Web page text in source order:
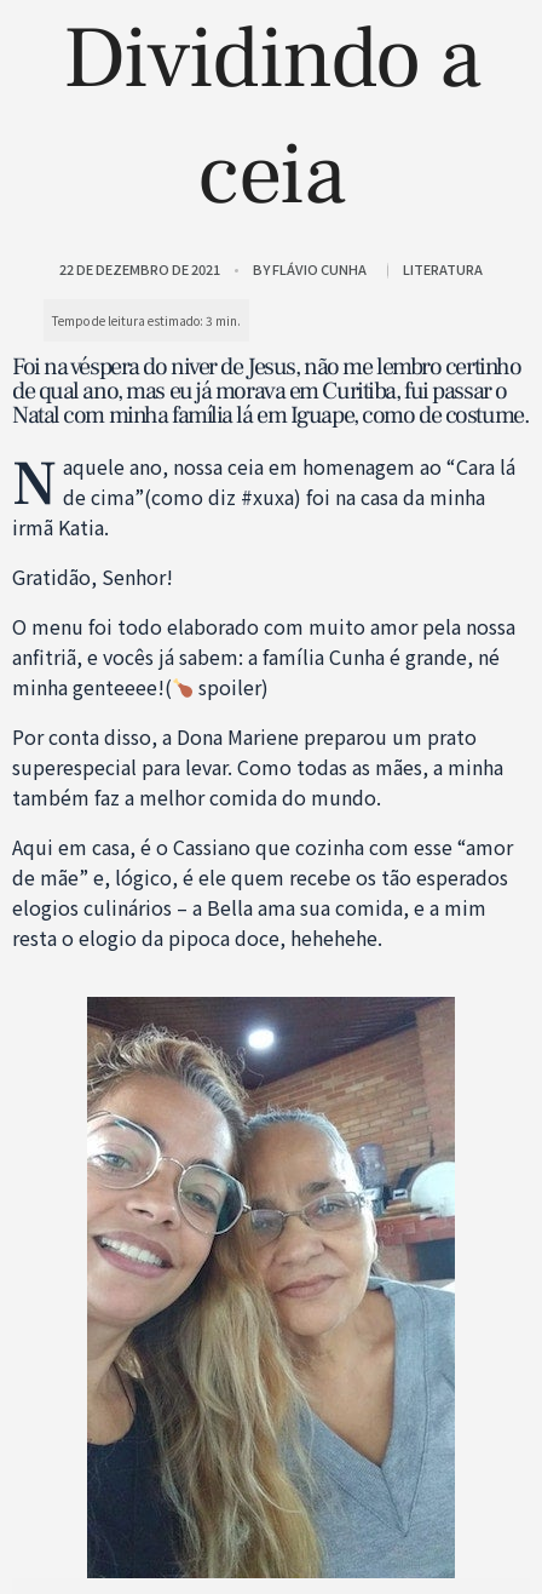
Dividindo a
ceia
22 DE DEZEMBRO DE 2021 BYFLÁVIO CUNHA LITERATURA
Foi na véspera do niver de Jesus, não me lembro certinho
de qual ano, mas eu já morava em Curitiba, fui passar o
Natal com minha família lá em Iguape, como de costume.
N aquele ano, nossa ceia em homenagem ao “Cara lá
de cima”(como diz #xuxa) foi na casa da minha
irmã Katia.
Gratidão, Senhor!
O menu foi todo elaborado com muito amor pela nossa
anfitriã, e vocês já sabem: a família Cunha é grande, né
minha genteeee!(
spoiler)
Por conta disso, a Dona Mariene preparou um prato
superespecial para levar. Como todas as mães, a minha
também faz a melhor comida do mundo.
Aqui em casa, é o Cassiano que cozinha com esse “amor
de mãe” e, lógico, é ele quem recebe os tão esperados
elogios culinários – a Bella ama sua comida, e a mim
resta o elogio da pipoca doce, hehehehe.